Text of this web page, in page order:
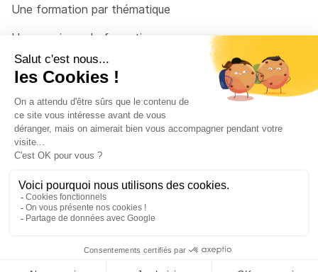
Une formation par thématique
Un organisme de formation
Un conseiller
Une solution pour raccrocher
© 2026 - Côté Formations - par Via Compétences
Menu Pied de page
Mentions Légales
Politique de confidentialité